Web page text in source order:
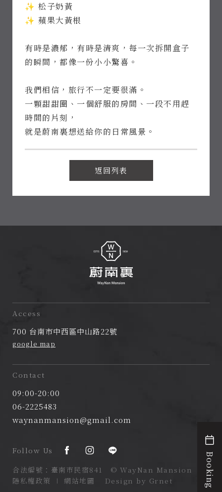
Open Time
09:00-
20:00
Follow
Booking
✨ 松子奶黃
✨ 蘋果大黃根
有時是濃郁，有時是清爽，每一次拆開盒子
的瞬間，都像一份小小驚喜。
我們相信，旅行不一定要很滿。
一顆甜甜圈、一個舒服的房間、一段不用趕
時間的片刻，
就是蔚南裏想送給你的日常風景。
返回列表
南
民
Access
700 台南市中西區中山路22號
google map
Contact
09:00-20:00
06-2225483
waynanmansion@gmail.com
Follow Us
合法編號：臺南市民宿841 © WayNan Mansion
隱私權政策
∣ 網站地圖 Design by Grnet